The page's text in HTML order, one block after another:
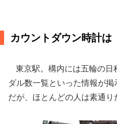
カウントダウン時計は
東京駅。構内には五輪の日
ダル数一覧といった情報が掲
だが、ほとんどの人は素通り